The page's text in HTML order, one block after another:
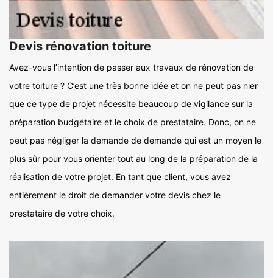
Devis rénovation toiture
Avez-vous l’intention de passer aux travaux de rénovation de
votre toiture ? C’est une très bonne idée et on ne peut pas nier
que ce type de projet nécessite beaucoup de vigilance sur la
préparation budgétaire et le choix de prestataire. Donc, on ne
peut pas négliger la demande de demande qui est un moyen le
plus sûr pour vous orienter tout au long de la préparation de la
réalisation de votre projet. En tant que client, vous avez
entièrement le droit de demander votre devis chez le
prestataire de votre choix.